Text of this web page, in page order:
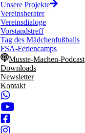
Unsere Projekte
Vereinsberater
Vereinsdialoge
Vorstandstreff
Tag des Mädchenfußballs
FSA-Feriencamps
Musste-Machen-Podcast
Downloads
Newsletter
Kontakt